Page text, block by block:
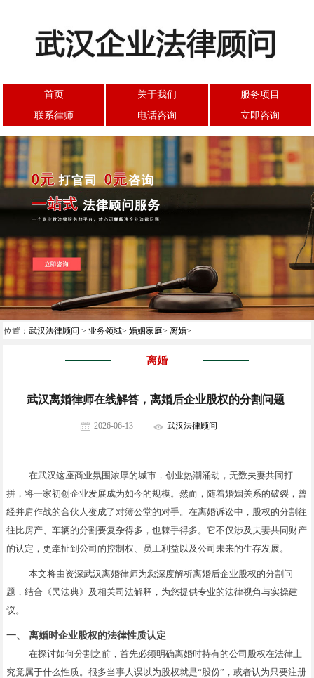
首页 关于我们
服务项目
联系律师
电话咨询 立即咨询
位置： 武汉法律顾问 > 业务领域> 婚姻家庭> 离婚>
离婚
武汉离婚律师在线解答，离婚后企业股权的分割问题
2026-06-13 武汉法律顾问
在武汉这座商业氛围浓厚的城市，创业热潮涌动，无数夫妻共同打
拼，将一家初创企业发展成为如今的规模。然而，随着婚姻关系的破裂，曾
经并肩作战的合伙人变成了对簿公堂的对手。在离婚诉讼中，股权的分割往
往比房产、车辆的分割要复杂得多，也棘手得多。它不仅涉及夫妻共同财产
的认定，更牵扯到公司的控制权、员工利益以及公司未来的生存发展。
本文将由资深武汉离婚律师为您深度解析离婚后企业股权的分割问
题，结合《民法典》及相关司法解释，为您提供专业的法律视角与实操建
议。
一、 离婚时企业股权的法律性质认定
在探讨如何分割之前，首先必须明确离婚时持有的公司股权在法律上
究竟属于什么性质。很多当事人误以为股权就是“股份”，或者认为只要注册